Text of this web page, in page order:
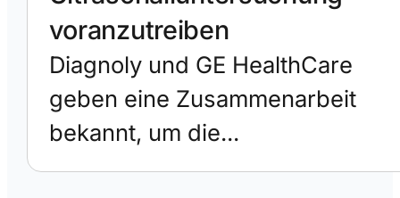
voranzutreiben
Diagnoly und GE HealthCare
geben eine Zusammenarbeit
bekannt, um die...